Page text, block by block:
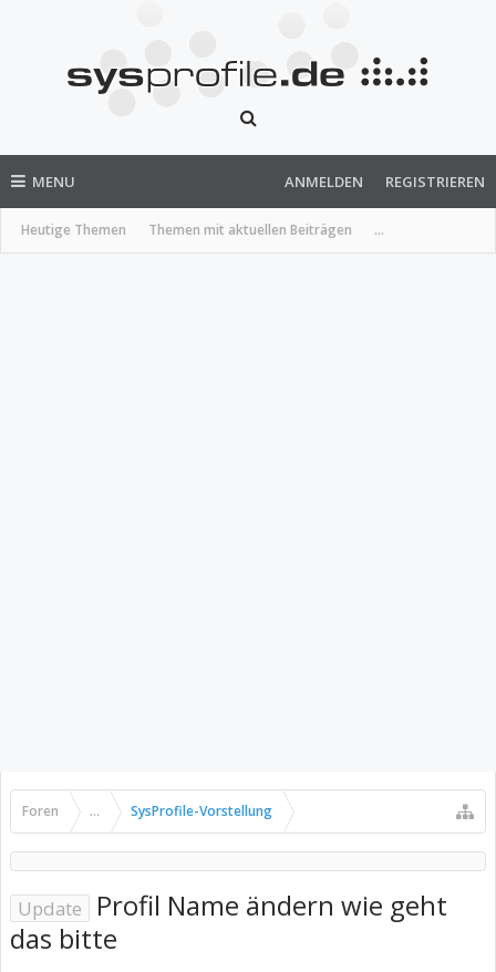
MENU
Heutige Themen Themen mit aktuellen Beiträgen ...
ANMELDEN REGISTRIEREN
Foren ... SysProfile-Vorstellung
Update
Profil Name ändern wie geht
das bitte